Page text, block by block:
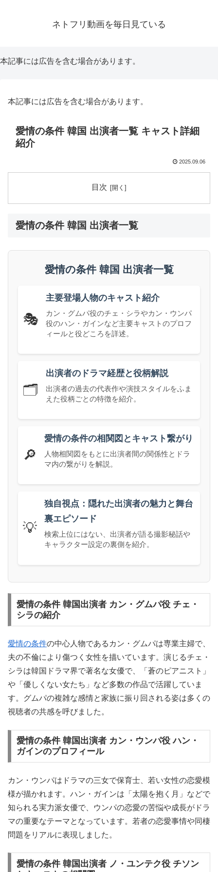
ネトフリ動画を毎日見ている
本記事には広告を含む場合があります。
本記事には広告を含む場合があります。
愛情の条件 韓国 出演者一覧 キャスト詳細
紹介
2025.09.06
目次
愛情の条件 韓国 出演者一覧
愛情の条件 韓国 出演者一覧
🎭
主要登場人物のキャスト紹介
カン・グムパ役のチェ・シラやカン・ウンパ
役のハン・ガインなど主要キャストのプロフ
ィールと役どころを詳述。
🗂️
出演者のドラマ経歴と役柄解説
出演者の過去の代表作や演技スタイルをふま
えた役柄ごとの特徴を紹介。
🔎
愛情の条件の相関図とキャスト繋がり
人物相関図をもとに出演者間の関係性とドラ
マ内の繋がりを解説。
💡
独自視点：隠れた出演者の魅力と舞台
裏エピソード
検索上位にはない、出演者が語る撮影秘話や
キャラクター設定の裏側を紹介。
愛情の条件 韓国出演者 カン・グムパ役 チェ・
シラの紹介
愛情の条件の中心人物であるカン・グムパは専業主婦で、
夫の不倫により傷つく女性を描いています。演じるチェ・
シラは韓国ドラマ界で著名な女優で、「蒼のピアニスト」
や「優しくない女たち」など多数の作品で活躍していま
す。グムパの複雑な感情と家族に振り回される姿は多くの
視聴者の共感を呼びました。
愛情の条件 韓国出演者 カン・ウンパ役 ハン・
ガインのプロフィール
カン・ウンパはドラマの三女で保育士、若い女性の恋愛模
様が描かれます。ハン・ガインは「太陽を抱く月」などで
知られる実力派女優で、ウンパの恋愛の苦悩や成長がドラ
マの重要なテーマとなっています。若者の恋愛事情や同棲
問題をリアルに表現しました。
愛情の条件 韓国出演者 ノ・ユンテク役 チソン